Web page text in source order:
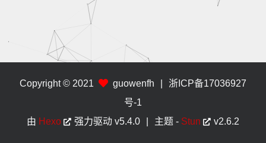
Copyright © 2021 guowenfh
浙ICP备17036927
号-1
由 Hexo 强力驱动 v5.4.0 主题 - Stun v2.6.2